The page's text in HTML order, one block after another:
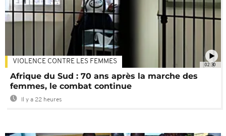
02:30
VIOLENCE CONTRE LES FEMMES
Afrique du Sud : 70 ans après la marche des
femmes, le combat continue
Il y a 22 heures